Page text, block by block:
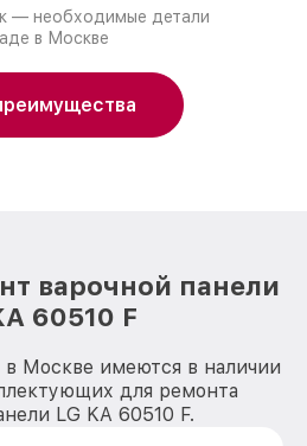
— необходимые детали
в Москве
варочной панели
60510 F
Москве имеются в наличии
для ремонта
LG KA 60510 F.